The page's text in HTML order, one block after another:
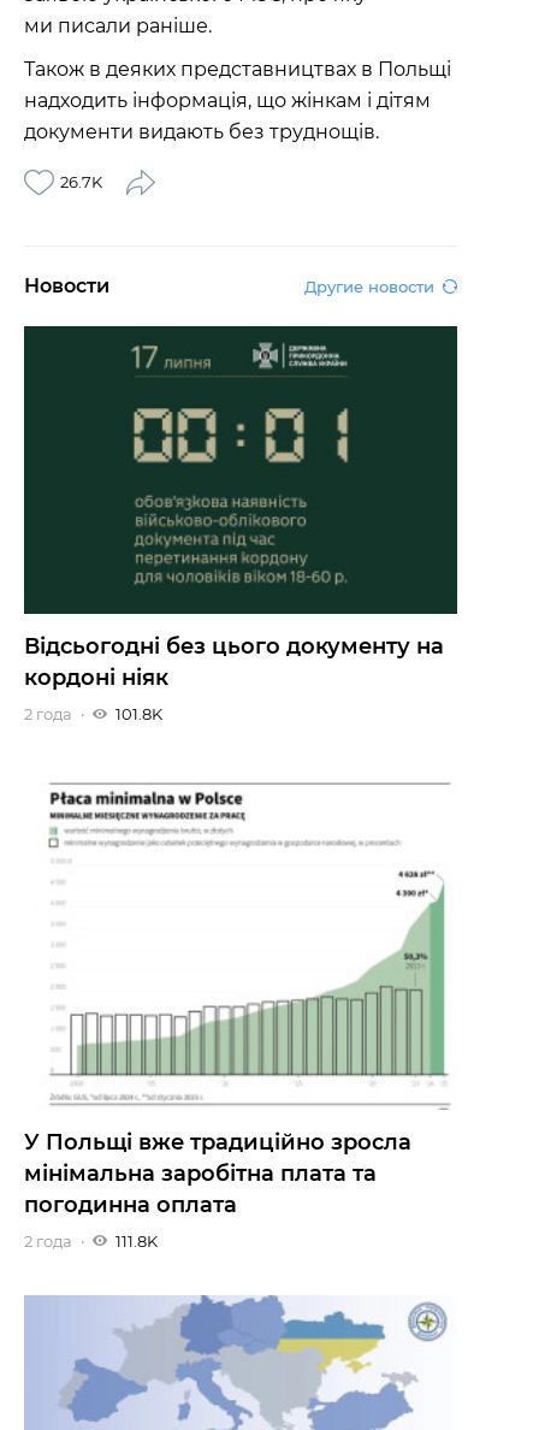
ми писали раніше.
Також в деяких представництвах в Польщі
надходить інформація, що жінкам і дітям
документи видають без труднощів.
26.7K
Новости Другие новости
Відсьогодні без цього документу на
кордоні ніяк
2 года 101.8K
У Польщі вже традиційно зросла
мінімальна заробітна плата та
погодинна оплата
2 года 111.8K